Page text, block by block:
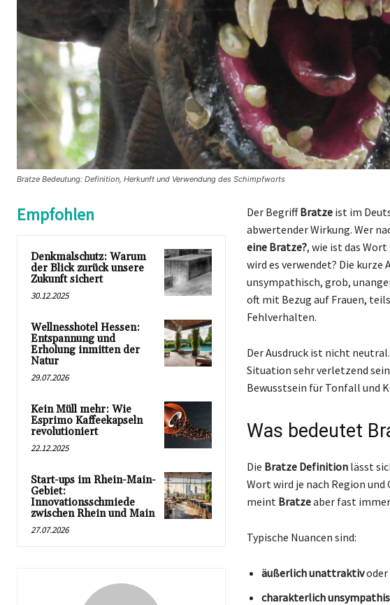
Bratze Bedeutung: Definition, Herkunft und Verwendung des Schimpfworts
Empfohlen
Denkmalschutz: Warum
der Blick zurück unsere
Zukunft sichert
30.12.2025
Wellnesshotel Hessen:
Entspannung und
Erholung inmitten der
Natur
29.07.2026
Kein Müll mehr: Wie
Esprimo Kaffeekapseln
revolutioniert
22.12.2025
Start-ups im Rhein-Main-
Gebiet:
Innovationsschmiede
zwischen Rhein und Main
27.07.2026
Der BegriffBratzeist im
abwertender Wirkung. Wer
eine Bratze?, wie ist das
wird es verwendet? Die kurze
unsympathisch, grob,
oft mit Bezug auf Frauen,
Fehlverhalten.
Der Ausdruck ist nicht
Situation sehr verletzend
Bewusstsein für Tonfall und
Was bedeutet
Die Bratze Definitionlässt
Wort wird je nach Region
meint Bratzeaber fast
Typische Nuancen sind:
äußerlich unattraktivoder
charakterlich